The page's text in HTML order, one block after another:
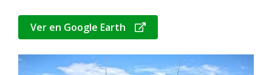
Ver en Google Earth